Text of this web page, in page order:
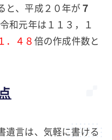
と、平成２０年が７
和元年は１１３，１
．４８倍の作成件数と
遺言は、気軽に書ける